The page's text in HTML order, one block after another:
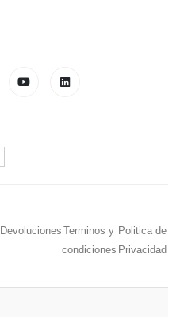
Devoluciones Terminos y
condiciones
Politica de
Privacidad